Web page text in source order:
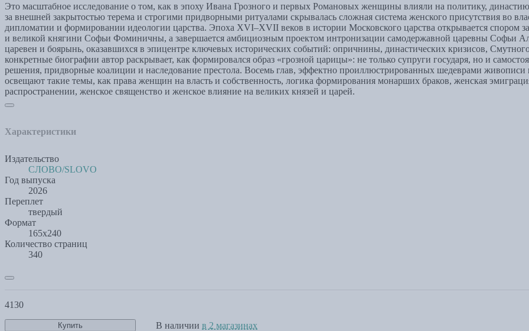
Это масштабное исследование о том, как в эпоху Ивана Грозного и первых Романовых женщины влияли на политику,
за внешней закрытостью терема и строгими придворными ритуалами скрывалась сложная система женского присутствия во
дипломатии и формировании идеологии царства. Эпоха XVI–XVII веков в истории Московского царства открывается спором
и великой княгини Софьи Фоминичны, а завершается амбициозным проектом интронизации самодержавной царевны Софьи
царевен и боярынь, оказавшихся в эпицентре ключевых исторических событий: опричнины, династических кризисов,
конкретные биографии автор раскрывает, как формировался образ «грозной царицы»: не только супруги государя, но и
решения, придворные коалиции и наследование престола. Восемь глав, эффектно проиллюстрированных шедеврами
освещают такие темы, как права женщин на власть и собственность, логика формирования монарших браков, женская
распространении, женское священство и женское влияние на великих князей и царей.
Характеристики
Издательство
СЛОВО/SLOVO
Год выпуска
2026
Переплет
твердый
Формат
165х240
Количество страниц
340
4130
Купить В наличии в 2 магазинах